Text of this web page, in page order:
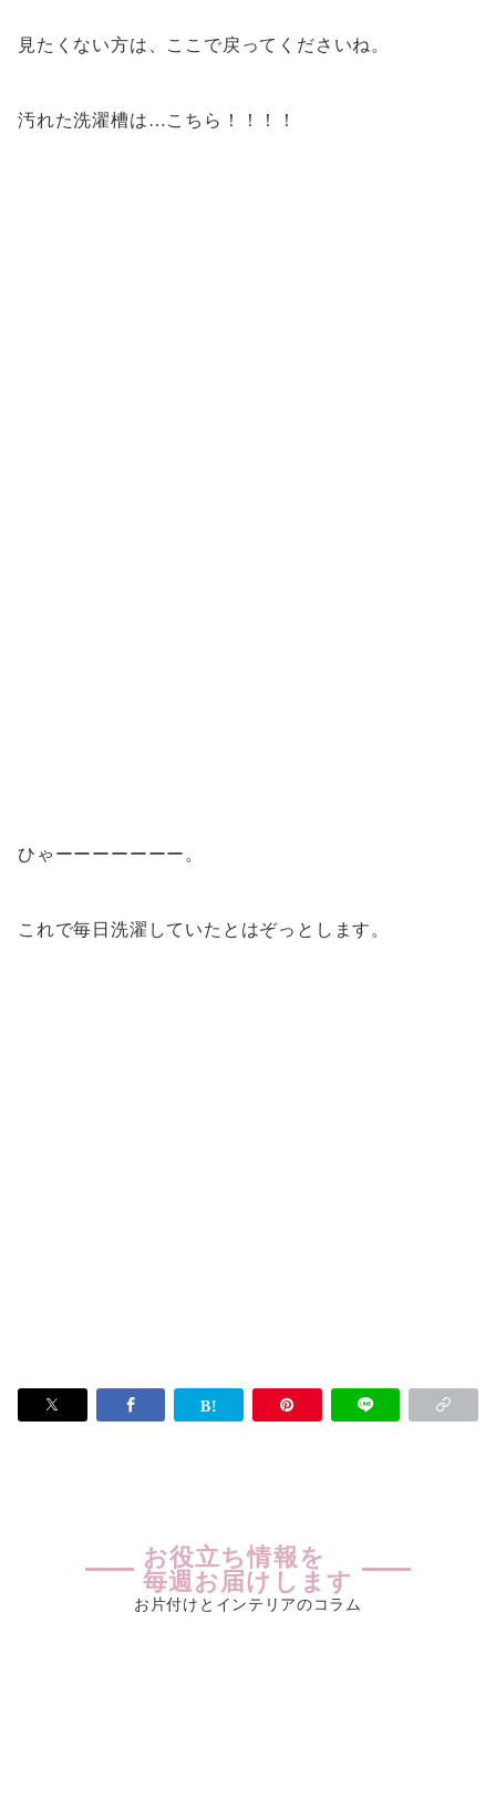
見たくない方は、ここで戻ってくださいね。
汚れた洗濯槽は…こちら！！！！
ひゃーーーーーーー。
これで毎日洗濯していたとはぞっとします。
お役立ち情報を
毎週お届けします
お片付けとインテリアのコラム